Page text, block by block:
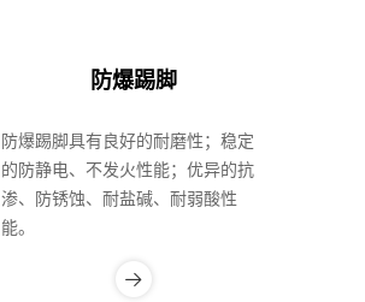
防爆踢脚
防爆踢脚具有良好的耐磨性；稳定
的防静电、不发火性能；优异的抗
渗、防锈蚀、耐盐碱、耐弱酸性
能。